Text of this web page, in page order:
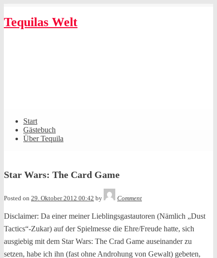
to
content
Tequilas Welt
Primary
Navigation
Start
Gästebuch
Über Tequila
Star Wars: The Card Game
Posted on 29. Oktober 2012 00:42 by
Comment
Disclaimer: Da einer meiner Lieblingsgastautoren (Nämlich „Dust
Tactics“-Zukar) auf der Spielmesse die Ehre/Freude hatte, sich
ausgiebig mit dem Star Wars: The Crad Game auseinander zu
setzen, habe ich ihn (fast ohne Androhung von Gewalt) gebeten,